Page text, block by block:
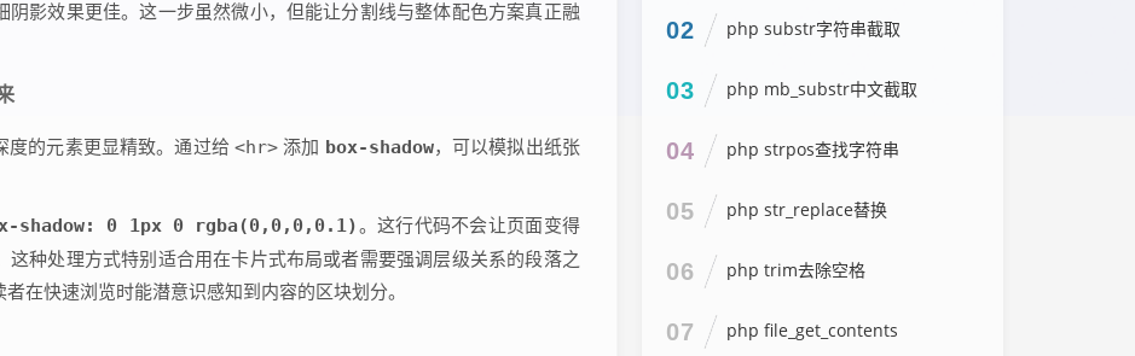
阴影效果更佳。这一步虽然微小，但能让分割线与整体配色方案真正融
度的元素更显精致。通过给<hr> 添加 box-shadow，可以模拟出纸张
shadow: 0 1px 0 rgba(0,0,0,0.1)。这行代码不会让页面变得
种处理方式特别适合用在卡片式布局或者需要强调层级关系的段落之
在快速浏览时能潜意识感知到内容的区块划分。
02 php substr字符串截取
03 php mb_substr中文截取
04 php strpos查找字符串
05 php str_replace替换
06 php trim去除空格
07 php file_get_contents